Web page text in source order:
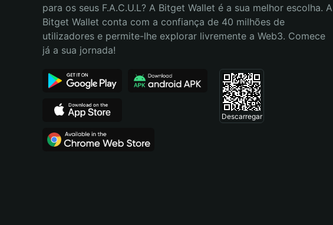
Português (Brasil)
Español (Argentina)
para os seus F.A.C.U.L? A Bitget Wallet é a sua melhor escolha. A
Bitget Wallet conta com a confiança de 40 milhões de
utilizadores e permite-lhe explorar livremente a Web3. Comece
já a sua jornada!
Descarregar